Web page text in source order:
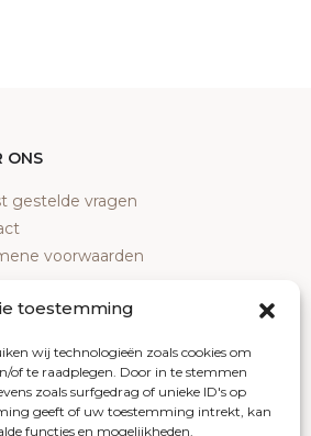
toestemming
wij technologieën zoals cookies om
of te raadplegen. Door in te stemmen
zoals surfgedrag of unieke ID's op
geeft of uw toestemming intrekt, kan
functies en mogelijkheden.
ONS
gestelde vragen
voorwaarden